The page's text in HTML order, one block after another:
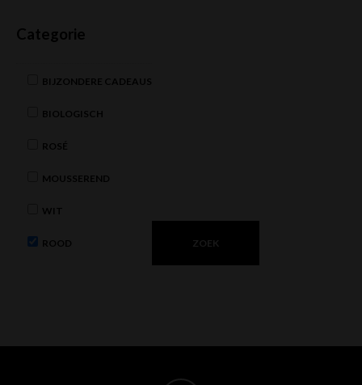
Categorie
BIJZONDERE CADEAUS
BIOLOGISCH
ROSÉ
MOUSSEREND
WIT
ROOD